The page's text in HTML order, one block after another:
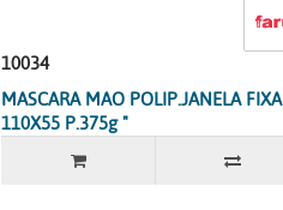
10034
MASCARA MAO POLIP.JANELA FIXA
110X55 P.375g "